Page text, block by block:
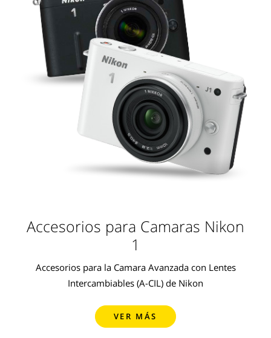
Accesorios para Camaras Nikon
1
Accesorios para la Camara Avanzada con Lentes
Intercambiables (A-CIL) de Nikon
VER MÁS